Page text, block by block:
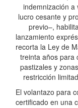
indemnización a
lucro cesante y
previo–,
lanzamiento
recorta la Ley de
treinta años para
pastizales y
restricción
El volantazo para
certificado en una